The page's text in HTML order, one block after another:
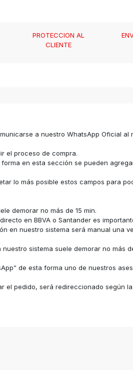
PROTECCION AL
CLIENTE
a nuestro WhatsApp Oficial al
el proceso de compra.
en esta sección se pueden
lo más posible estos campos para
demorar no más de 15 min.
en BBVA o Santander es
en nuestro sistema será manual una
sistema suele demorar no más
de esta forma uno de nuestros
el pedido, será redireccionado según